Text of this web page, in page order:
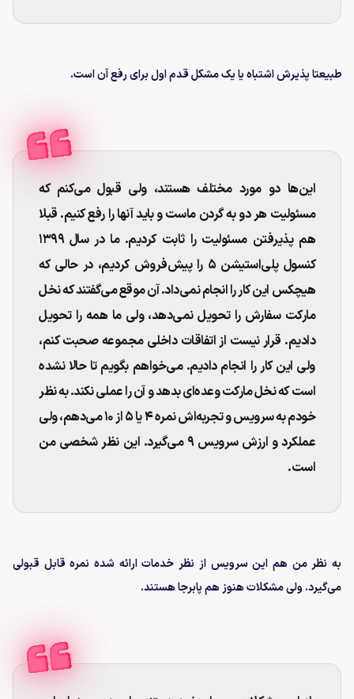
طبیعتا پذیرش اشتباه یا یک مشکل قدم اول برای رفع آن است.
این‌ها دو مورد مختلف هستند، ولی قبول می‌کنم که
مسئولیت هر دو به گردن ماست و باید آنها را رفع کنیم. قبلا
هم پذیرفتن مسئولیت را ثابت کردیم. ما در سال ۱۳۹۹
کنسول پلی‌استیشن ۵ را پیش‌فروش کردیم، در حالی که
هیچکس این کار را انجام نمی‌داد. آن موقع می‌گفتند که نخل
مارکت سفارش را تحویل نمی‌دهد، ولی ما همه را تحویل
دادیم. قرار نیست از اتفاقات داخلی مجموعه صحبت کنم،
ولی این کار را انجام دادیم. می‌خواهم بگویم تا حالا نشده
است که نخل مارکت وعده‌ای بدهد و آن را عملی نکند. به نظر
خودم به سرویس و تجربه‌اش نمره ۴ یا ۵ از ۱۰ می‌دهم، ولی
عملکرد و ارزش سرویس ۹ می‌گیرد. این نظر شخصی من
است.
به نظر من هم این سرویس از نظر خدمات ارائه شده نمره قابل قبولی
می‌گیرد. ولی مشکلات هنوز هم پابرجا هستند.